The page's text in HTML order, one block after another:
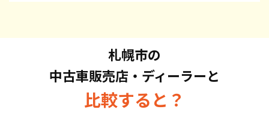
セイ・スカイライン・CX-5・ジムニーなど、車
種を問わずお持ち込みください。また、高価買
取している車種もございますので、お気軽にお
問い合わせください！
札幌市の
中古車販売店・ディーラーと
比較すると？